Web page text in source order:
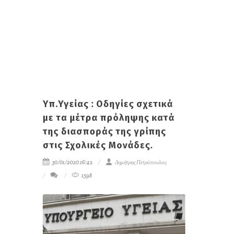
Υπ.Υγείας : Oδηγίες σχετικά
με τα μέτρα πρόληψης κατά
της διασποράς της γρίπης
στις Σχολικές Μονάδες.
30/01/2020 16:42
Δημήτρης Πετρόπουλος
1598